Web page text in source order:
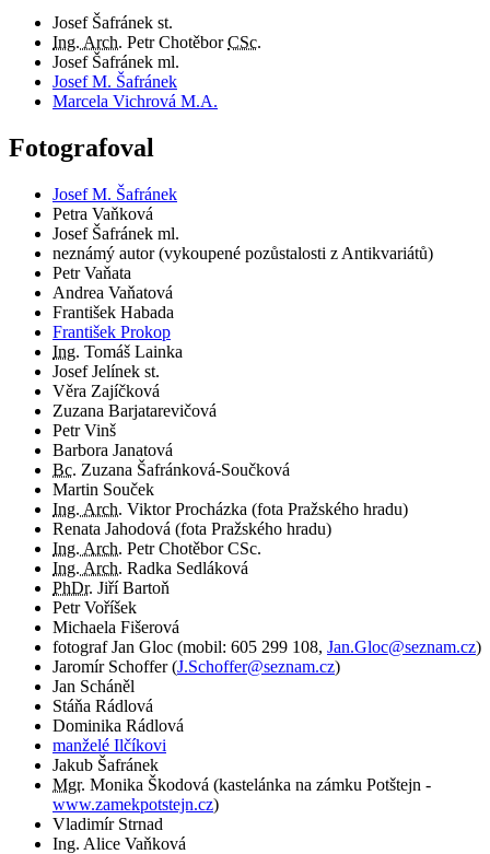
Josef Šafránek st.
Ing. Arch. Petr ChotěborCSc.
Josef Šafránek ml.
Josef M. Šafránek
Marcela Vichrová M.A.
Fotografoval
Josef M. Šafránek
Petra Vaňková
Josef Šafránek ml.
neznámý autor (vykoupené pozůstalosti z Antikvariátů)
Petr Vaňata
Andrea Vaňatová
František Habada
František Prokop
Ing. Tomáš Lainka
Josef Jelínek st.
Věra Zajíčková
Zuzana Barjatarevičová
Petr Vinš
Barbora Janatová
Bc. Zuzana Šafránková-Součková
Martin Souček
Ing. Arch. Viktor Procházka (fota Pražského hradu)
Renata Jahodová (fota Pražského hradu)
Ing. Arch. Petr Chotěbor CSc.
Ing. Arch. Radka Sedláková
PhDr. Jiří Bartoň
Petr Voříšek
Michaela Fišerová
fotografJan Gloc (mobil: 605 299 108, Jan.Gloc@seznam.cz)
Jaromír Schoffer(J.Schoffer@seznam.cz)
Jan Scháněl
Stáňa Rádlová
Dominika Rádlová
manželé Ilčíkovi
Jakub Šafránek
Mgr. Monika Škodová (kastelánka na zámku Potštejn -
www.zamekpotstejn.cz)
Vladimír Strnad
Ing. Alice Vaňková